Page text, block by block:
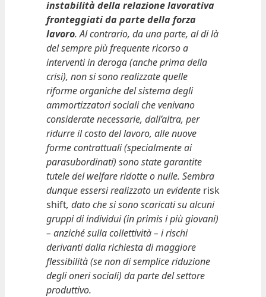
instabilità della relazione lavorativa
fronteggiati da parte della forza
lavoro. Al contrario, da una parte, al di là
del sempre più frequente ricorso a
interventi in deroga (anche prima della
crisi), non si sono realizzate quelle
riforme organiche del sistema degli
ammortizzatori sociali che venivano
considerate necessarie, dall’altra, per
ridurre il costo del lavoro, alle nuove
forme contrattuali(specialmente ai
parasubordinati) sono state garantite
tutele del welfare ridotte o nulle. Sembra
dunque essersi realizzato un evidente risk
shift, dato che si sono scaricati su alcuni
gruppi di individui (in primis i più giovani)
– anziché sulla collettività – i rischi
derivanti dalla richiesta di maggiore
flessibilità (se non di semplice riduzione
degli oneri sociali) da parte del settore
produttivo.